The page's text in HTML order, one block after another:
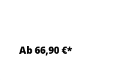
Ab 66,90 €*